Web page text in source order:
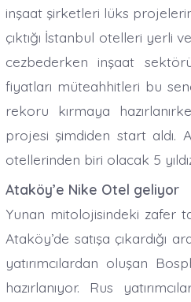
inşaat şirketleri lüks
çıktığı İstanbul otelleri yerli
cezbederken inşaat
fiyatları müteahhitleri bu
rekoru kırmaya
projesi şimdiden start aldı.
otellerinden biri olacak 5
Ataköy’e Nike Otel geliyor
Yunan mitolojisindeki zafer
Ataköy’de satışa
yatırımcılardan oluşan
hazırlanıyor. Rus